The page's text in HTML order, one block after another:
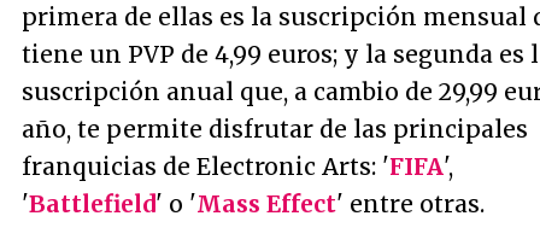
primera de ellas es la suscripción mensual
tiene un PVP de 4,99 euros; y la segunda es
suscripción anual que, a cambio de 29,99
año, te permite disfrutar de las principales
franquicias de Electronic Arts: 'FIFA',
'Battlefield' o 'Mass Effect' entre otras.